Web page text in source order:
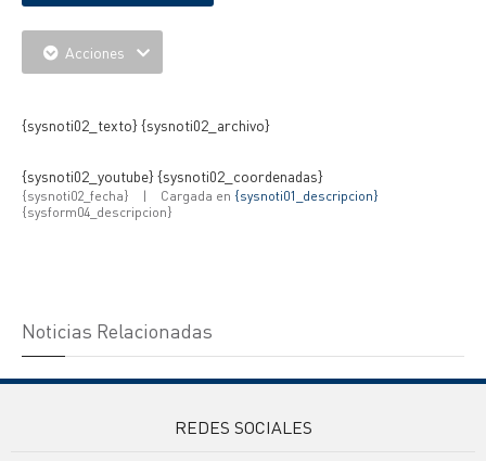
Acciones
{sysnoti02_texto} {sysnoti02_archivo}
{sysnoti02_youtube} {sysnoti02_coordenadas}
{sysnoti02_fecha} | Cargada en {sysnoti01_descripcion}
{sysform04_descripcion}
Noticias Relacionadas
REDES SOCIALES